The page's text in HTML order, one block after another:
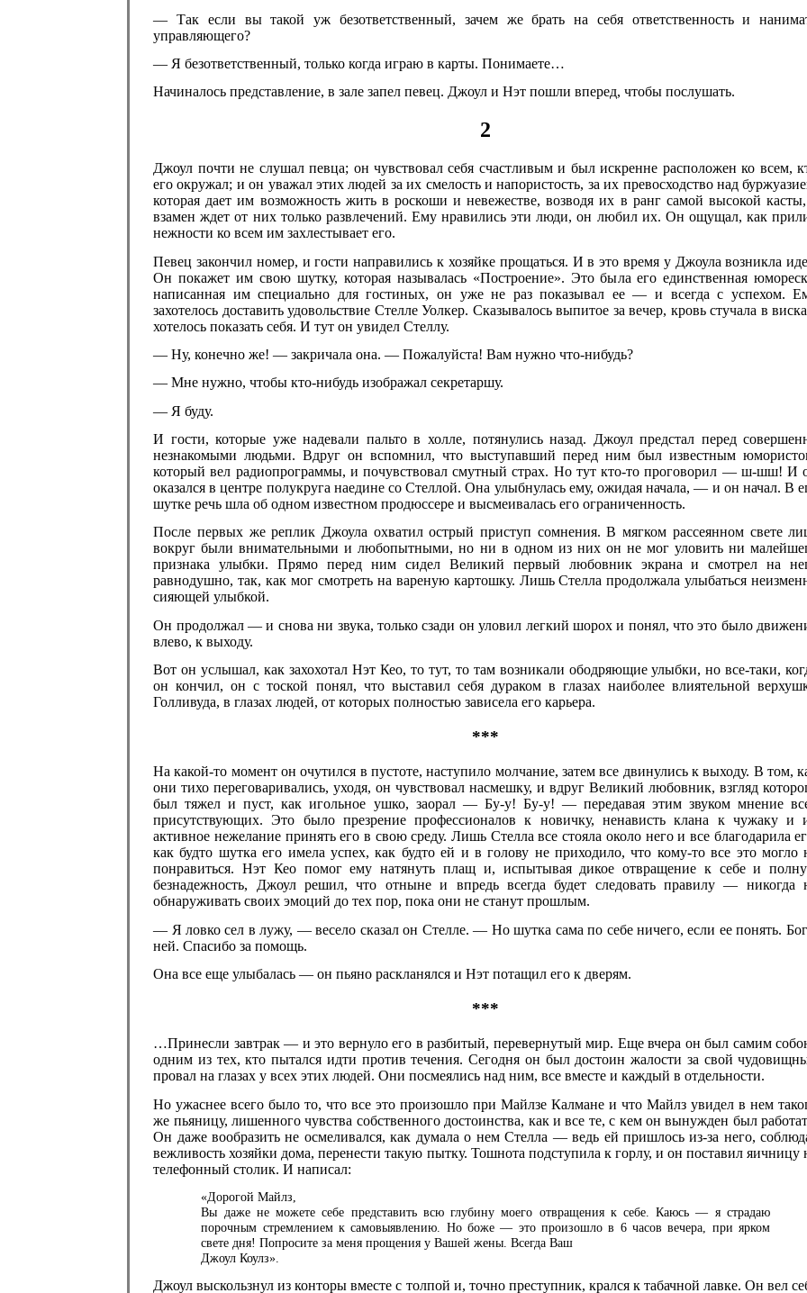
— Так если вы такой уж безответственный, зачем же брать на себя ответственность и
управляющего?
— Я безответственный, только когда играю в карты. Понимаете…
Начиналось представление, в зале запел певец. Джоул и Нэт пошли вперед, чтобы послушать.
2
Джоул почти не слушал певца; он чувствовал себя счастливым и был искренне расположен ко всем,
его окружал; и он уважал этих людей за их смелость и напористость, за их превосходство над
которая дает им возможность жить в роскоши и невежестве, возводя их в ранг самой высокой
взамен ждет от них только развлечений. Ему нравились эти люди, он любил их. Он ощущал, как
нежности ко всем им захлестывает его.
Певец закончил номер, и гости направились к хозяйке прощаться. И в это время у Джоула возникла
Он покажет им свою шутку, которая называлась «Построение». Это была его единственная
написанная им специально для гостиных, он уже не раз показывал ее — и всегда с успехом.
захотелось доставить удовольствие Стелле Уолкер. Сказывалось выпитое за вечер, кровь стучала в
хотелось показать себя. И тут он увидел Стеллу.
— Ну, конечно же! — закричала она. — Пожалуйста! Вам нужно что-нибудь?
— Мне нужно, чтобы кто-нибудь изображал секретаршу.
— Я буду.
И гости, которые уже надевали пальто в холле, потянулись назад. Джоул предстал перед
незнакомыми людьми. Вдруг он вспомнил, что выступавший перед ним был известным
который вел радиопрограммы, и почувствовал смутный страх. Но тут кто-то проговорил — ш-шш! И
оказался в центре полукруга наедине со Стеллой. Она улыбнулась ему, ожидая начала, — и он начал. В
шутке речь шла об одном известном продюссере и высмеивалась его ограниченность.
После первых же реплик Джоула охватил острый приступ сомнения. В мягком рассеянном свете
вокруг были внимательными и любопытными, но ни в одном из них он не мог уловить ни
признака улыбки. Прямо перед ним сидел Великий первый любовник экрана и смотрел на
равнодушно, так, как мог смотреть на вареную картошку. Лишь Стелла продолжала улыбаться
сияющей улыбкой.
Он продолжал — и снова ни звука, только сзади он уловил легкий шорох и понял, что это было
влево, к выходу.
Вот он услышал, как захохотал Нэт Кео, то тут, то там возникали ободряющие улыбки, но все-таки,
он кончил, он с тоской понял, что выставил себя дураком в глазах наиболее влиятельной
Голливуда, в глазах людей, от которых полностью зависела его карьера.
***
На какой-то момент он очутился в пустоте, наступило молчание, затем все двинулись к выходу. В том,
они тихо переговаривались, уходя, он чувствовал насмешку, и вдруг Великий любовник, взгляд
был тяжел и пуст, как игольное ушко, заорал — Бу-у! Бу-у! — передавая этим звуком мнение
присутствующих. Это было презрение профессионалов к новичку, ненависть клана к чужаку и
активное нежелание принять его в свою среду. Лишь Стелла все стояла около него и все благодарила
как будто шутка его имела успех, как будто ей и в голову не приходило, что кому-то все это могло
понравиться. Нэт Кео помог ему натянуть плащ и, испытывая дикое отвращение к себе и
безнадежность, Джоул решил, что отныне и впредь всегда будет следовать правилу — никогда
обнаруживать своих эмоций до тех пор, пока они не станут прошлым.
— Я ловко сел в лужу, — весело сказал он Стелле. — Но шутка сама по себе ничего, если ее понять.
ней. Спасибо за помощь.
Она все еще улыбалась — он пьяно раскланялся и Нэт потащил его к дверям.
***
…Принесли завтрак — и это вернуло его в разбитый, перевернутый мир. Еще вчера он был самим
одним из тех, кто пытался идти против течения. Сегодня он был достоин жалости за свой
провал на глазах у всех этих людей. Они посмеялись над ним, все вместе и каждый в отдельности.
Но ужаснее всего было то, что все это произошло при Майлзе Калмане и что Майлз увидел в нем
же пьяницу, лишенного чувства собственного достоинства, как и все те, с кем он вынужден был
Он даже вообразить не осмеливался, как думала о нем Стелла — ведь ей пришлось из-за него,
вежливость хозяйки дома, перенести такую пытку. Тошнота подступила к горлу, и он поставил яичницу
телефонный столик. И написал:
«Дорогой Майлз,
Вы даже не можете себе представить всю глубину моего отвращения к себе. Каюсь — я страдаю
порочным стремлением к самовыявлению. Но боже — это произошло в 6 часов вечера, при ярком
свете дня! Попросите за меня прощения у Вашей жены. Всегда Ваш
Джоул Коулз».
Джоул выскользнул из конторы вместе с толпой и, точно преступник, крался к табачной лавке. Он вел